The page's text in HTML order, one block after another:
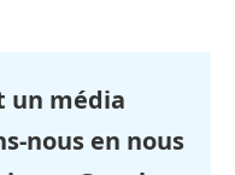
un média
nous en nous